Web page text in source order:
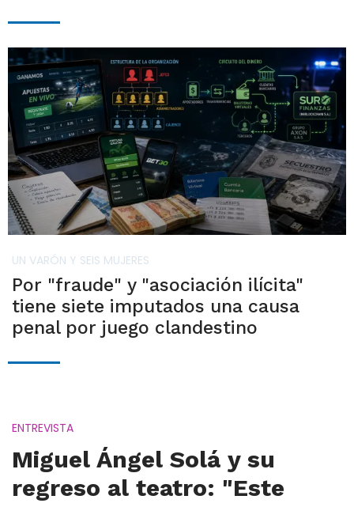
UN VARÓN Y SEIS MUJERES
Por "fraude" y "asociación ilícita"
tiene siete imputados una causa
penal por juego clandestino
ENTREVISTA
Miguel Ángel Solá y su
regreso al teatro: "Este